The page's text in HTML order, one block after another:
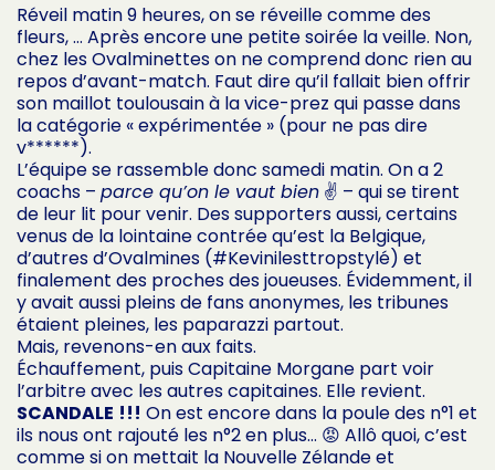
Réveil matin 9 heures, on se réveille comme des
fleurs, … Après encore une petite soirée la veille. Non,
chez les Ovalminettes on ne comprend donc rien au
repos d’avant-match. Faut dire qu’il fallait bien offrir
son maillot toulousain à la vice-prez qui passe dans
la catégorie « expérimentée » (pour ne pas dire
v******).
L’équipe se rassemble donc samedi matin. On a 2
coachs – parce qu’on le vaut bien ✌️ – qui se tirent
de leur lit pour venir. Des supporters aussi, certains
venus de la lointaine contrée qu’est la Belgique,
d’autres d’Ovalmines (#Kevinilesttropstylé) et
finalement des proches des joueuses. Évidemment, il
y avait aussi pleins de fans anonymes, les tribunes
étaient pleines, les paparazzi partout.
Mais, revenons-en aux faits.
Échauffement, puis Capitaine Morgane part voir
l’arbitre avec les autres capitaines. Elle revient.
SCANDALE !!! On est encore dans la poule des n°1 et
ils nous ont rajouté les n°2 en plus… 😡 Allô quoi, c’est
comme si on mettait la Nouvelle Zélande et